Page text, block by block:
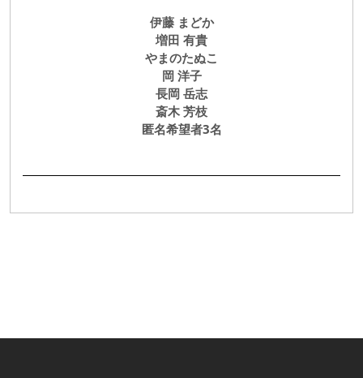
伊藤 まどか
増田 有貴
やまのたぬこ
岡 洋子
長岡 岳志
斎木 芳枝
匿名希望者3名